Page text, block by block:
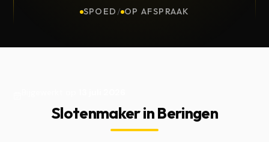
SPOED / OP AFSPRAAK
Slotenmaker in Beringen